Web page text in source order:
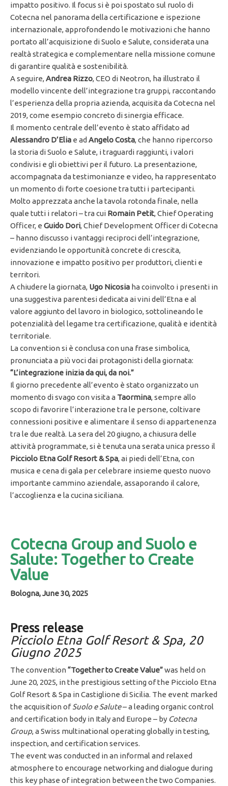
impatto positivo. Il focus si è poi spostato sul ruolo di
Cotecna nel panorama della certificazione e ispezione
internazionale, approfondendo le motivazioni che hanno
portato all’acquisizione di Suolo e Salute, considerata una
realtà strategica e complementare nella missione comune
di garantire qualità e sostenibilità.
A seguire,Andrea Rizzo, CEO di Neotron, ha illustrato il
modello vincente dell’integrazione tra gruppi, raccontando
l’esperienza della propria azienda, acquisita da Cotecna nel
2019, come esempio concreto di sinergia efficace.
Il momento centrale dell’evento è stato affidato ad
Alessandro D’Elia e ad Angelo Costa, che hanno ripercorso
la storia di Suolo e Salute, i traguardi raggiunti, i valori
condivisi e gli obiettivi per il futuro. La presentazione,
accompagnata da testimonianze e video, ha rappresentato
un momento di forte coesione tra tutti i partecipanti.
Molto apprezzata anche la tavola rotonda finale, nella
quale tutti i relatori – tra cui Romain Petit, Chief Operating
Officer, e Guido Dori, Chief Development Officer di Cotecna
– hanno discusso i vantaggi reciproci dell’integrazione,
evidenziando le opportunità concrete di crescita,
innovazione e impatto positivo per produttori, clienti e
territori.
A chiudere la giornata, Ugo Nicosia ha coinvolto i presenti in
una suggestiva parentesi dedicata ai vini dell’Etna e al
valore aggiunto del lavoro in biologico, sottolineando le
potenzialità del legame tra certificazione, qualità e identità
territoriale.
La convention si è conclusa con una frase simbolica,
pronunciata a più voci dai protagonisti della giornata:
“L’integrazione inizia da qui, da noi.”
Il giorno precedente all’evento è stato organizzato un
momento di svago con visita a Taormina, sempre allo
scopo di favorire l’interazione tra le persone, coltivare
connessioni positive e alimentare il senso di appartenenza
tra le due realtà. La sera del 20 giugno, a chiusura delle
attività programmate, si è tenuta una serata unica presso il
Picciolo Etna Golf Resort & Spa, ai piedi dell’Etna, con
musica e cena di gala per celebrare insieme questo nuovo
importante cammino aziendale, assaporando il calore,
l’accoglienza e la cucina siciliana.
Cotecna Group and Suolo e
Salute: Together to Create
Value
Bologna, June 30, 2025
Press release
Picciolo Etna Golf Resort & Spa, 20
Giugno 2025
The convention“Together to Create Value”was held on
June 20, 2025, in the prestigious setting of the Picciolo Etna
Golf Resort & Spa in Castiglione di Sicilia. The event marked
the acquisition ofSuolo e Salute– a leading organic control
and certification body in Italy and Europe – by Cotecna
Group, a Swiss multinational operating globally in testing,
inspection, and certification services.
The event was conducted in an informal and relaxed
atmosphere to encourage networking and dialogue during
this key phase of integration between the two Companies.